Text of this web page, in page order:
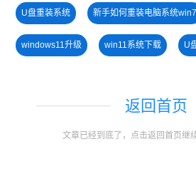
U盘重装系统 新手如何重装电脑系统win7
windows11升级 win11系统下载 U
旗舰版win7系统安装教程 u盘一键重装
安装系统win7
返回首页
文章已经到底了，点击返回首页继